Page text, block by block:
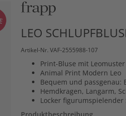
LEO
Artikel-Nr. VAF-2555988-107
Print-Bluse mit Leomuster
Animal Print Modern Leo
Bequem und passgenau:
Hemdkragen, Langarm,
Locker